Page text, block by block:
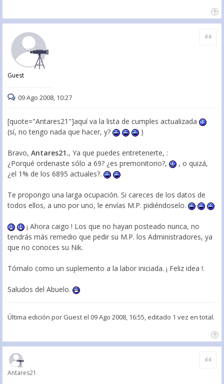
Guest
Citar
09 Ago 2008, 10:27
[quote="Antares21"]aquí va la lista de cumples actualizada
(sí, no tengo nada que hacer, y?
)
Bravo, Antares21., Ya que puedes entretenerte, :
¿Porqué ordenaste sólo a 69? ¿es premonitorio?,
, o quizá,
¿el 1% de los 6895 actuales?.
Te propongo una larga ocupación. Si careces de los datos de
todos ellos, a uno por uno, le envías M.P. pidiéndoselo.
¡ Ahora caigo ! Los que no hayan posteado nunca, no
tendrás más remedio que pedir su M.P. los Administradores, ya
que no conoces su Nik.
Tómalo como un suplemento a la labor iniciada. ¡ Feliz idea !.
Saludos del Abuelo.
Última edición por Guest el 09 Ago 2008, 16:55, editado 1 vez en total.
Antares21
Citar